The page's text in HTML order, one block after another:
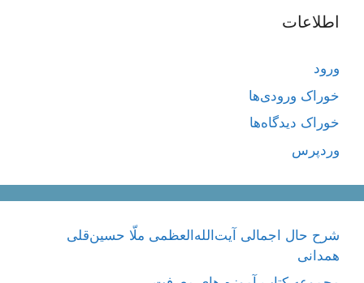
اطلاعات
ورود
خوراک ورودی‌ها
خوراک دیدگاه‌ها
وردپرس
شرح حال اجمالی آیت‌الله‌العظمی ملّا حسین‌قلی
همدانی